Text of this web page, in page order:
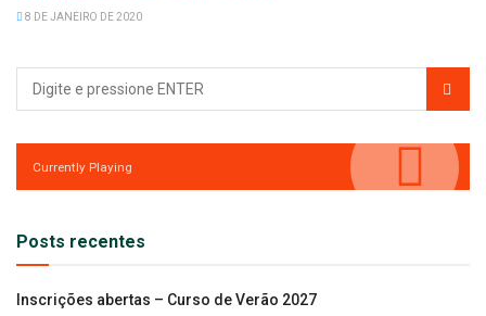
8 DE JANEIRO DE 2020
Currently Playing
Posts recentes
Inscrições abertas – Curso de Verão 2027